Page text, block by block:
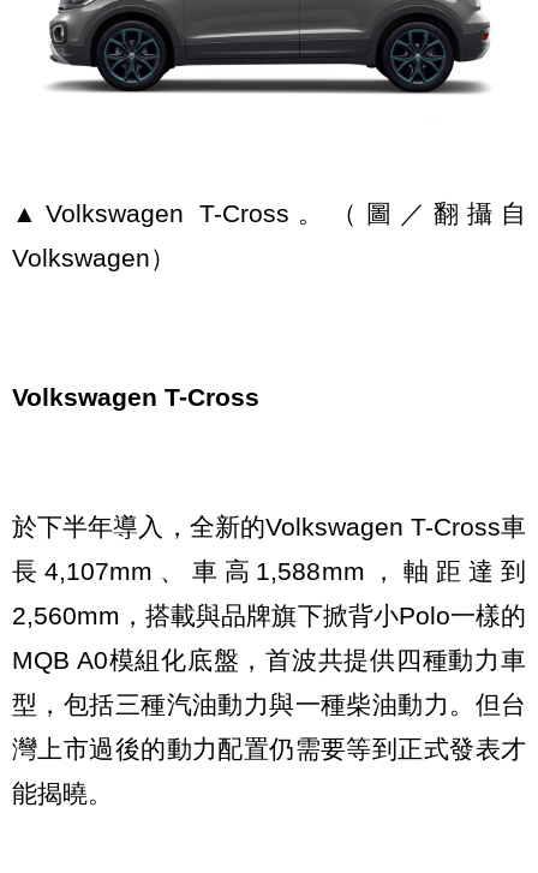
▲Volkswagen T-Cross。（圖／翻攝自
Volkswagen）
Volkswagen T-Cross
於下半年導入，全新的Volkswagen T-Cross車
長4,107mm、車高1,588mm，軸距達到
2,560mm，搭載與品牌旗下掀背小Polo一樣的
MQB A0模組化底盤，首波共提供四種動力車
型，包括三種汽油動力與一種柴油動力。但台
灣上市過後的動力配置仍需要等到正式發表才
能揭曉。